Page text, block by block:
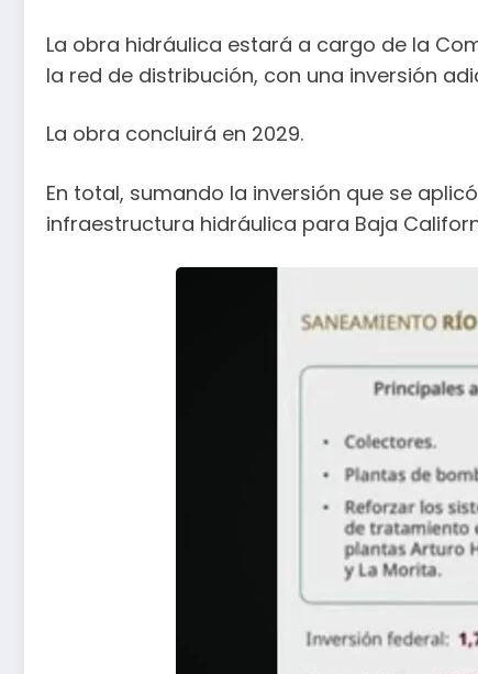
La obra hidráulica estará a cargo de la
la red de distribución, con una inversión
La obra concluirá en 2029.
En total, sumando la inversión que se
infraestructura hidráulica para Baja